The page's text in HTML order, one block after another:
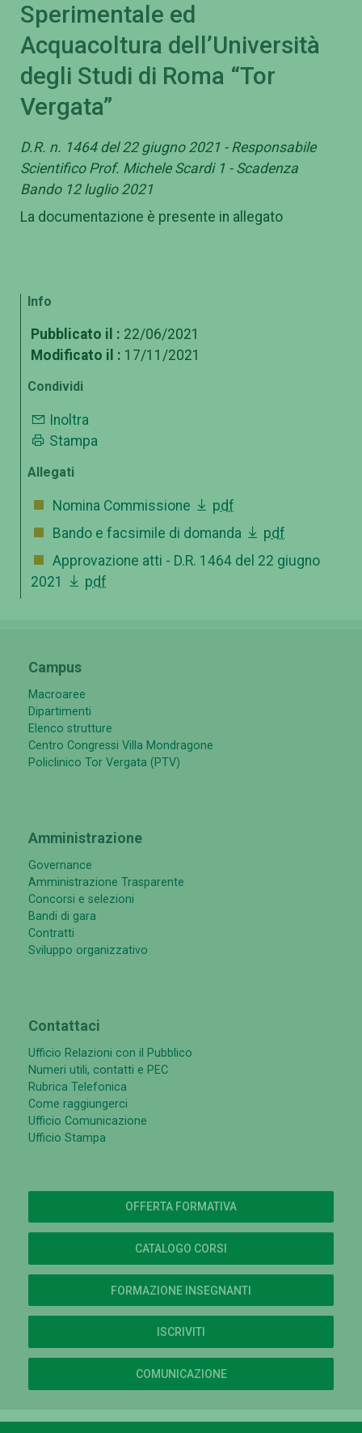
Sperimentale ed
Acquacoltura dell’Università
degli Studi di Roma “Tor
Vergata”
D.R. n. 1464 del 22 giugno 2021 - Responsabile
Scientifico Prof. Michele Scardi 1 - Scadenza
Bando 12 luglio 2021
La documentazione è presente in allegato
Info
Pubblicato il : 22/06/2021
Modificato il : 17/11/2021
Condividi
Inoltra
Stampa
Allegati
Nomina Commissione
pdf
Bando e facsimile di domanda
pdf
Approvazione atti - D.R. 1464 del 22 giugno
2021
pdf
Campus
Macroaree
Dipartimenti
Elenco strutture
Centro Congressi Villa Mondragone
Policlinico Tor Vergata (PTV)
Amministrazione
Governance
Amministrazione Trasparente
Concorsi e selezioni
Bandi di gara
Contratti
Sviluppo organizzativo
Contattaci
Ufficio Relazioni con il Pubblico
Numeri utili, contatti e PEC
Rubrica Telefonica
Come raggiungerci
Ufficio Comunicazione
Ufficio Stampa
OFFERTA FORMATIVA
CATALOGO CORSI
FORMAZIONE INSEGNANTI
ISCRIVITI
COMUNICAZIONE